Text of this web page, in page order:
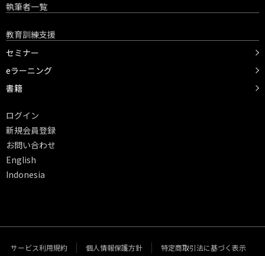
執筆者一覧
教育訓練支援
セミナー
eラーニング
書籍
ログイン
新規会員登録
お問い合わせ
English
Indonesia
サービス利用規約 個人情報保護方針 特定商取引法に基づく表示